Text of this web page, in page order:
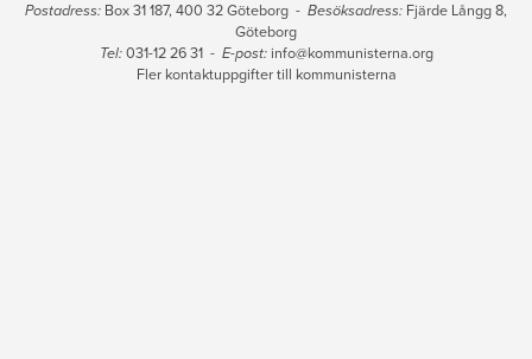
Postadress: Box 31 187, 400 32 Göteborg - Besöksadress: Fjärde Långg 8,
Göteborg
Tel:031-12 26 31 - E-post: info@kommunisterna.org
Fler kontaktuppgifter till kommunisterna